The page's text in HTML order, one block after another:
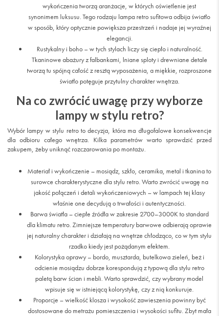
wykończenia tworzą aranżacje, w których oświetlenie jest
synonimem luksusu. Tego rodzaju lampa retro sufitowa odbija światło
w sposób, który optycznie powiększa przestrzeń i nadaje jej wyraźnej
elegancji.
Rustykalny i boho – w tych stylach liczy się ciepło i naturalność.
Tkaninowe abażury z falbankami, lniane sploty i drewniane detale
tworzą tu spójną całość z resztą wyposażenia, a miękkie, rozproszone
światło potęguje przytulny charakter wnętrza.
Na co zwrócić uwagę przy wyborze
lampy w stylu retro?
Wybór lampy w stylu retro to decyzja, która ma długofalowe konsekwencje
dla odbioru całego wnętrza. Kilka parametrów warto sprawdzić przed
zakupem, żeby uniknąć rozczarowania po montażu.
Materiał i wykończenie – mosiądz, szkło, ceramika, metal i tkanina to
surowce charakterystyczne dla stylu retro. Warto zwrócić uwagę na
jakość połączeń i detali wykończeniowych – w lampach tej klasy
właśnie one decydują o trwałości i autentyczności.
Barwa światła – ciepłe źródła w zakresie 2700–3000K to standard
dla klimatu retro. Zimniejsze temperatury barwowe odbierają oprawie
jej naturalny charakter i działają na wnętrze chłodząco, co w tym stylu
rzadko kiedy jest pożądanym efektem.
Kolorystyka oprawy – bordo, musztarda, butelkowa zieleń, beż i
odcienie mosiądzu dobrze korespondują z typową dla stylu retro
paletą barw ścian i mebli. Warto sprawdzić, czy wybrany model
wpisuje się w istniejącą kolorystykę, czy z nią konkuruje.
Proporcje – wielkość klosza i wysokość zawieszenia powinny być
dostosowane do metrażu pomieszczenia i wysokości sufitu. Zbyt mała